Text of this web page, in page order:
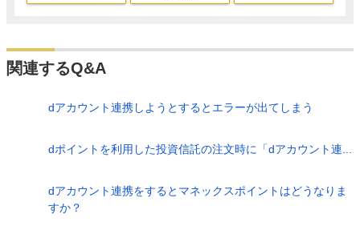
関連するQ&A
dアカウント連携しようとするとエラーが出てしまう
dポイントを利用した投資信託の注文時に「dアカウント連...
dアカウント連携をするとマネックスポイントはどうなりま
すか？